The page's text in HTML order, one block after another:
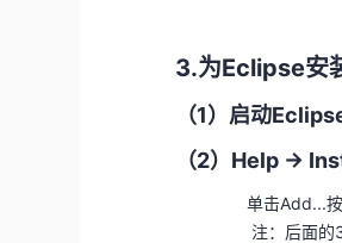
3.为Eclipse安
（1）启动
（2）Help ->
单击Add...
注：后面的3.8